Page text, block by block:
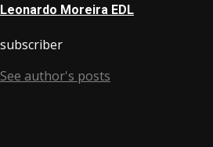
Leonardo Moreira EDL
subscriber
See author's posts